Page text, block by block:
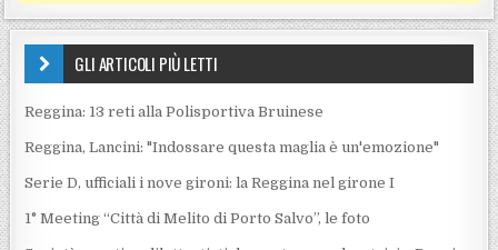
GLI ARTICOLI PIÙ LETTI
Reggina: 13 reti alla Polisportiva Bruinese
Reggina, Lancini: "Indossare questa maglia è un'emozione"
Serie D, ufficiali i nove gironi: la Reggina nel girone I
1° Meeting “Città di Melito di Porto Salvo”, le foto